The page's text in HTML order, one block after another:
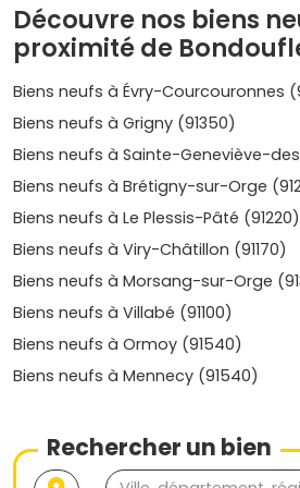
disponibles) autour de
4 500 à
surface, le terrain et la
Proximité des zones
compromis prix/accès.
souvent entre4 000 et 4 800 €/
Voisins attractifs (Évry-
Brétigny-sur-Orge): si l'offre
Bondoufle, élargir la recherche
tout en restant à proximité. Les
prestations.
Ces fourchettes sontindicatives
prestations, l'étage, l'exposition, la
extérieur(balcon, terrasse, jardin)
moment de la réservation.
sur 5 ans
Le marché de l'immobilier neuf à
Découvre nos biens
proximité de
Biens neufs à Évry-Courcouronnes
Biens neufs à Grigny (91350)
Biens neufs à Sainte-Geneviève-
Biens neufs à Brétigny-sur-Orge
Biens neufs à Le Plessis-Pâté (91220)
Biens neufs à Viry-Châtillon (91170)
Biens neufs à Morsang-sur-Orge
Biens neufs à Villabé (91100)
Biens neufs à Ormoy (91540)
Biens neufs à Mennecy (91540)
Rechercher un bien